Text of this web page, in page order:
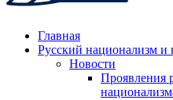
Главная
Русский национализм и
Новости
Проявления